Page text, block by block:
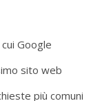
Google
sito web
più comuni